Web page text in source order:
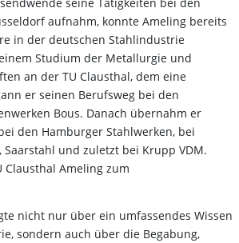
aufnahm, konnte Ameling bereits
in der deutschen Stahlindustrie
Studium der Metallurgie und
an der TU Clausthal, dem eine
er seinen Berufsweg bei den
Bous. Danach übernahm er
den Hamburger Stahlwerken, bei
und zuletzt bei Krupp VDM.
Clausthal Ameling zum
nicht nur über ein umfassendes Wissen
sondern auch über die Begabung,